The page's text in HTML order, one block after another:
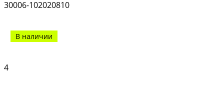
30006-102020810
В наличии
4